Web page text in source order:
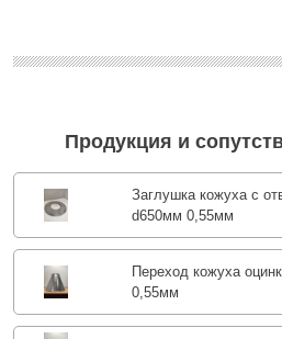
Продукция и
Заглушка кожуха с
d650мм 0,55мм
Переход кожуха
0,55мм